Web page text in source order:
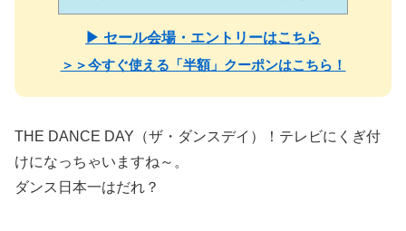
▶ セール会場・エントリーはこちら
＞＞今すぐ使える「半額」クーポンはこちら！
THE DANCE DAY（ザ・ダンスデイ）！テレビにくぎ付
けになっちゃいますね～。
ダンス日本一はだれ？